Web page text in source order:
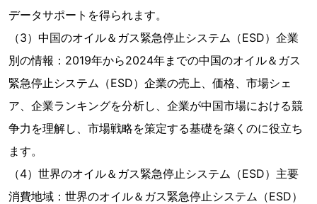
データサポートを得られます。
（3）中国のオイル＆ガス緊急停止システム（ESD）企業
別の情報：2019年から2024年までの中国のオイル＆ガス
緊急停止システム（ESD）企業の売上、価格、市場シェ
ア、企業ランキングを分析し、企業が中国市場における競
争力を理解し、市場戦略を策定する基礎を築くのに役立ち
ます。
（4）世界のオイル＆ガス緊急停止システム（ESD）主要
消費地域：世界のオイル＆ガス緊急停止システム（ESD）